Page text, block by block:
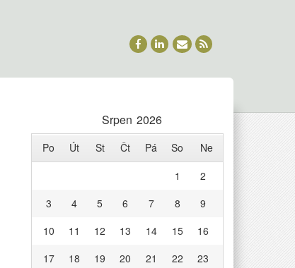
Srpen 2026
Po Út St Čt Pá So
Ne
1
2
3
4 5 6 7 8
9
10
11 12 13 14 15
16
17
18 19 20 21 22
23